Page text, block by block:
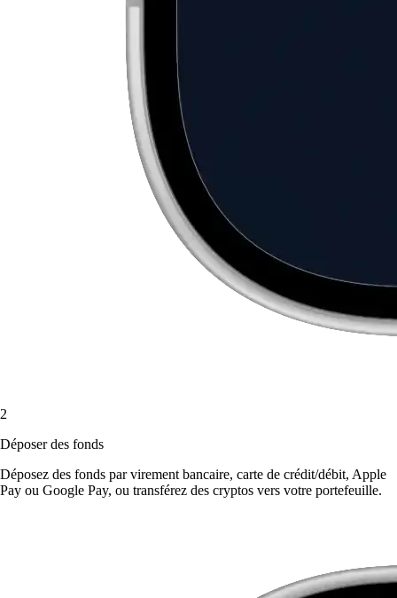
2
Déposer des fonds
Déposez des fonds par virement bancaire, carte de crédit/débit, Apple
Pay ou Google Pay, ou transférez des cryptos vers votre portefeuille.